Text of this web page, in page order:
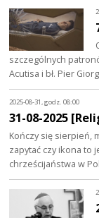
szczególnych
Acutisa i bł. Pier
2025-08-31, godz. 08:00
31-08-2025
Kończy się sierpień,
zapytać czy ikona to
chrześcijaństwa w